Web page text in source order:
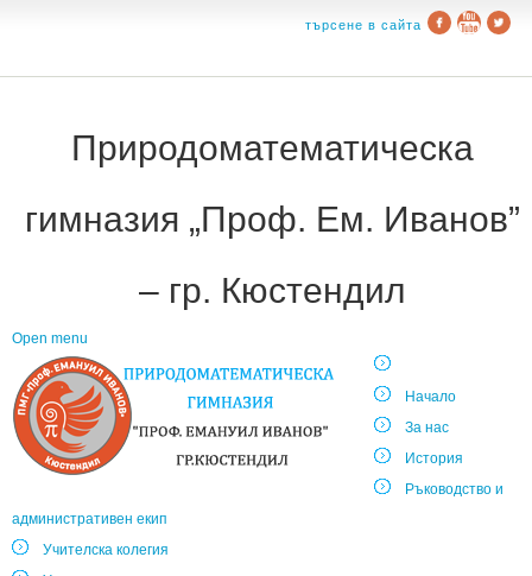
търсене в сайта
Природоматематическа
гимназия „Проф. Ем. Иванов”
– гр. Кюстендил
Open menu
Начало
За нас
История
Ръководство и
административен екип
Учителска колегия